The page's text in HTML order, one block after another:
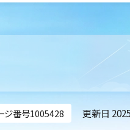
ジ番号1005428 更新日